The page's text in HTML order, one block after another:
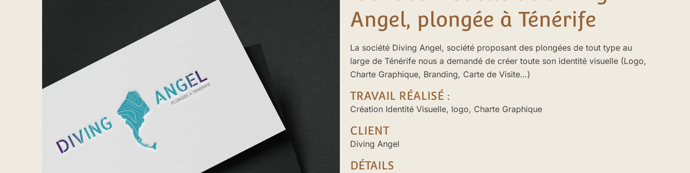
Angel, plongée à Ténérife
La société Diving Angel, société proposant des plongées de tout type au
large de Ténérife nous a demandé de créer toute son identité visuelle (Logo,
Charte Graphique, Branding, Carte de Visite…)
TRAVAIL RÉALISÉ :
Création Identité Visuelle, logo, Charte Graphique
CLIENT
Diving Angel
DÉTAILS